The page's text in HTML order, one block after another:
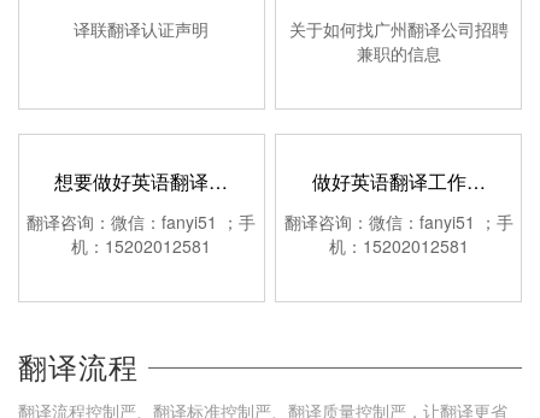
译联翻译认证声明
关于如何找广州翻译公司招聘
兼职的信息
想要做好英语翻译…
翻译咨询：微信：fanyi51 ；手
机：15202012581
做好英语翻译工作…
翻译咨询：微信：fanyi51 ；手
机：15202012581
翻译流程
翻译流程控制严、翻译标准控制严、翻译质量控制严，让翻译更省